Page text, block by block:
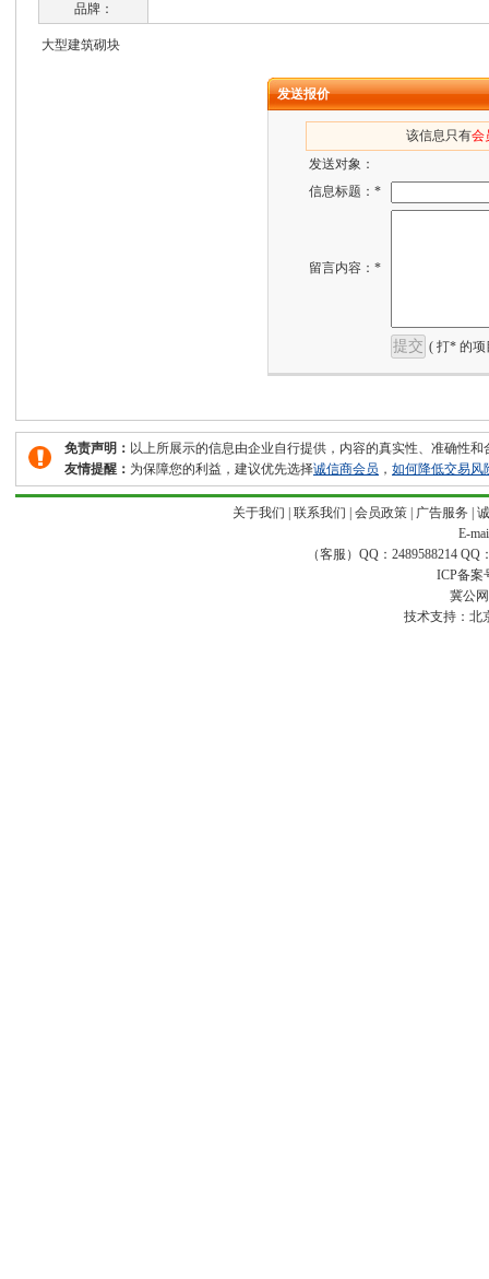
品牌：
大型建筑砌块
发送报价
该信息只有会
发送对象：
信息标题：*
留言内容：*
( 打* 的项
免责声明： 以上所展示的信息由企业自行提供，内容的真实性、准确性
友情提醒： 为保障您的利益，建议优先选择诚信商会员 ， 如何降低交易风
关于我们 联系我们 会员政策| 广告服务
E-
（客服）QQ：2489588214 QQ
ICP备案
冀公
技术支持： 北